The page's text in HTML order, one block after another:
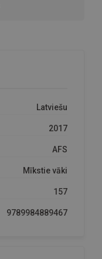
Latviešu
2017
AFS
Mīkstie vāki
157
9789984889467